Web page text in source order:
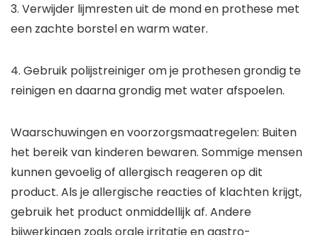
3. Verwijder lijmresten uit de mond en prothese met
een zachte borstel en warm water.
4. Gebruik polijstreiniger om je prothesen grondig te
reinigen en daarna grondig met water afspoelen.
Waarschuwingen en voorzorgsmaatregelen: Buiten
het bereik van kinderen bewaren. Sommige mensen
kunnen gevoelig of allergisch reageren op dit
product. Als je allergische reacties of klachten krijgt,
gebruik het product onmiddellijk af. Andere